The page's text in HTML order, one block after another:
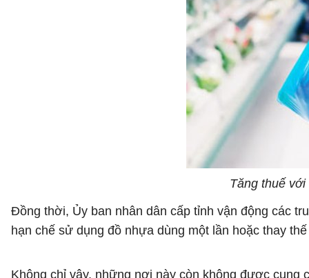
Tăng thuế
Đồng thời, Ủy ban nhân dân cấp tỉnh vận động các
hạn chế sử dụng đồ nhựa dùng một lần hoặc thay
Không chỉ vậy, những nơi này còn không được cung